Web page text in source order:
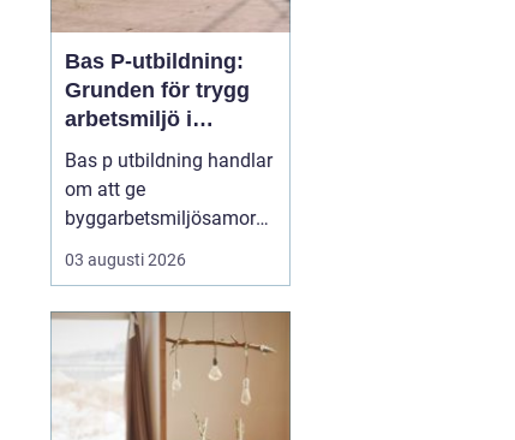
Bas P-utbildning:
Grunden för trygg
arbetsmiljö i
byggprojekt
Bas p utbildning handlar
om att ge
byggarbetsmiljösamord
nare den kunskap som
krävs för att planera och
enligt gällande regler.
Den som vill fördjupa sig
i området kan till
exempel vända ...
03 augusti 2026